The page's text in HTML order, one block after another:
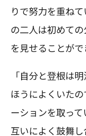
りで努力を重ね
の二人は初めて
を見せることがで
「自分と登根は
ほうによくいた
ーションを取っ
互いによく鼓舞